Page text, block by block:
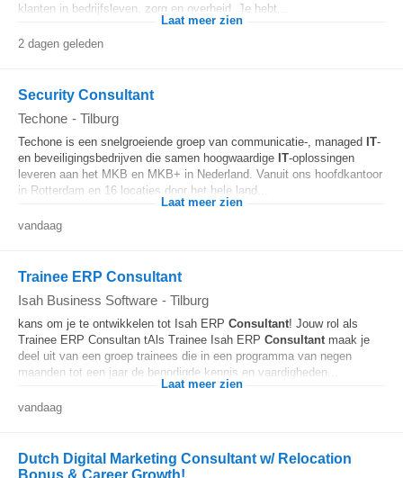
klanten in bedrijfsleven, zorg en overheid. Je hebt...
Laat meer zien
2 dagen geleden
Security Consultant
Techone - Tilburg
Techone is een snelgroeiende groep van communicatie-, managed IT-
en beveiligingsbedrijven die samen hoogwaardige IT-oplossingen
leveren aan het MKB en MKB+ in Nederland. Vanuit ons hoofdkantoor
in Rotterdam en 16 locaties door het hele land...
Laat meer zien
vandaag
Trainee ERP Consultant
Isah Business Software - Tilburg
kans om je te ontwikkelen tot Isah ERP Consultant! Jouw rol als
Trainee ERP Consultan tAls Trainee Isah ERP Consultant maak je
deel uit van een groep trainees die in een programma van negen
maanden tot een jaar de benodigde kennis en vaardigheden...
Laat meer zien
vandaag
Dutch Digital Marketing Consultant w/ Relocation
Bonus & Career Growth!